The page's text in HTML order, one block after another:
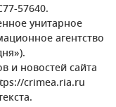
57640.
унитарное
агентство
и новостей сайта
crimea.ria.ru